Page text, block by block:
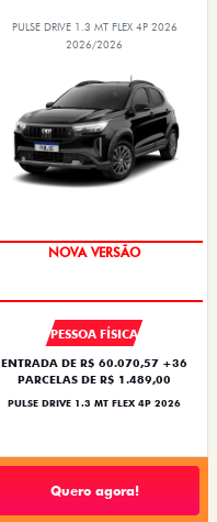
PULSE DRIVE 1.3 MT FLEX 4P 2026
2026/2026
NOVA VERSÃO
PESSOA FÍSICA
ENTRADA DE R$ 60.070,57 +36
PARCELAS DE R$ 1.489,00
PULSE DRIVE 1.3 MT FLEX 4P 2026
Quero agora!